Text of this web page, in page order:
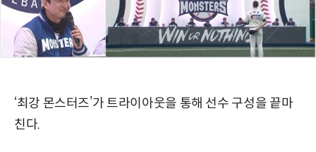
‘최강 몬스터즈’가 트라이아웃을 통해 선수 구성을 끝마
친다.